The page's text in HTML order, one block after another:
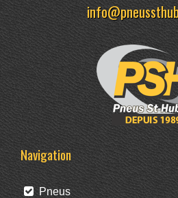
Navigation
Pneus